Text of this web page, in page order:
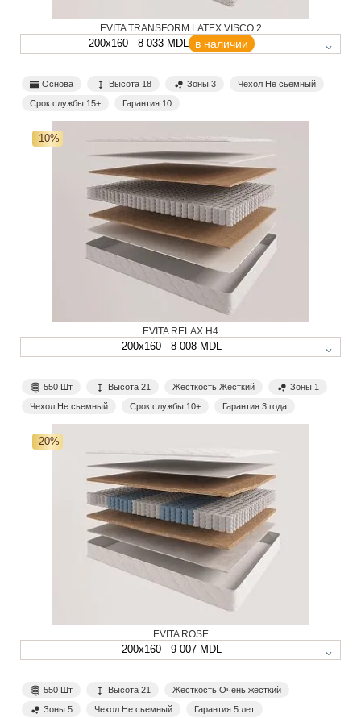
EVITA TRANSFORM LATEX VISCO 2
200x160 - 8 033 MDL в наличии
Основа Высота 18 Зоны 3
Чехол Не сьемный
Срок службы 15+
Гарантия 10
-10%
EVITA RELAX H4
200x160 - 8 008 MDL
550 Шт Высота 21 Жесткость Жесткий
Зоны 1
Чехол Не сьемный
Срок службы 10+ Гарантия 3 года
-20%
EVITA ROSE
200x160 - 9 007 MDL
550 Шт Высота 21
Жесткость Очень жесткий
Зоны 5
Чехол Не сьемный Гарантия 5 лет